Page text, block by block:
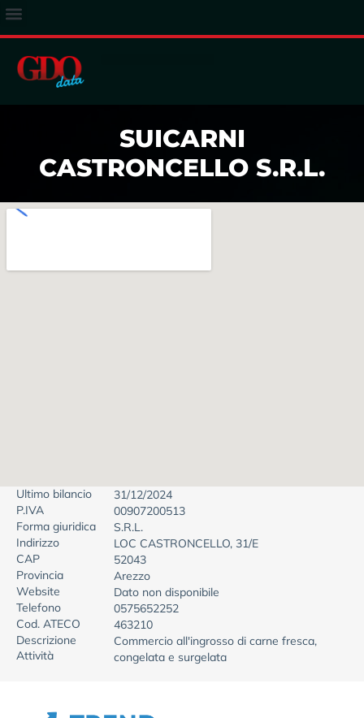
SUICARNI
CASTRONCELLO S.R.L.
Ultimo bilancio
31/12/2024
P.IVA
00907200513
Forma giuridica
S.R.L.
Indirizzo
LOC CASTRONCELLO, 31/E
CAP
52043
Provincia
Arezzo
Website
Dato non disponibile
Telefono
0575652252
Cod. ATECO
463210
Descrizione
Attività
Commercio all'ingrosso di carne fresca,
congelata e surgelata